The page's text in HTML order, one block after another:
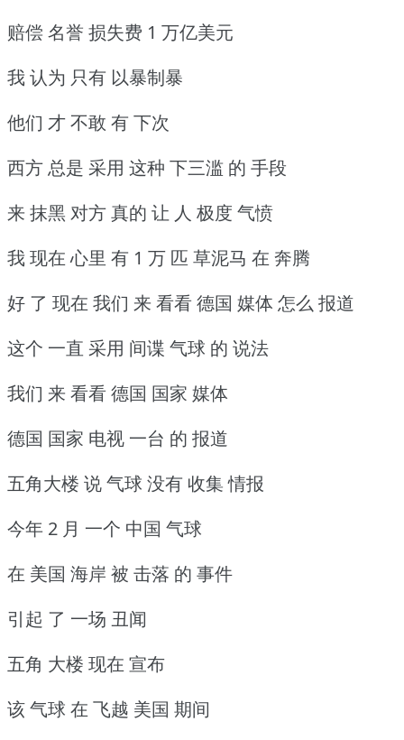
赔偿 名誉 损失费 1 万亿美元
我 认为 只有 以暴制暴
他们 才 不敢 有 下次
西方 总是 采用 这种 下三滥 的 手段
来 抹黑 对方 真的 让 人 极度 气愤
我 现在 心里 有 1 万 匹 草泥马 在 奔腾
好 了 现在 我们 来 看看 德国 媒体 怎么 报道
这个 一直 采用 间谍 气球 的 说法
我们 来 看看 德国 国家 媒体
德国 国家 电视 一台 的 报道
五角大楼 说 气球 没有 收集 情报
今年 2 月 一个 中国 气球
在 美国 海岸 被 击落 的 事件
引起 了 一场 丑闻
五角 大楼 现在 宣布
该 气球 在 飞越 美国 期间